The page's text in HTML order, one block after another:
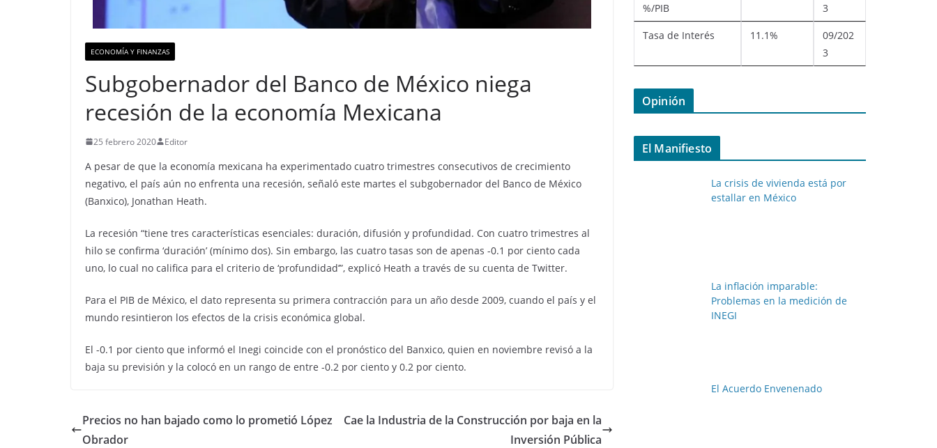
ECONOMÍA Y FINANZAS
Subgobernador del Banco de México niega
recesión de la economía Mexicana
25 febrero 2020 Editor
A pesar de que la economía mexicana ha experimentado cuatro trimestres consecutivos de crecimiento
negativo, el país aún no enfrenta una recesión, señaló este martes el subgobernador del Banco de México
(Banxico), Jonathan Heath.
La recesión “tiene tres características esenciales: duración, difusión y profundidad. Con cuatro trimestres al
hilo se confirma ‘duración’ (mínimo dos). Sin embargo, las cuatro tasas son de apenas -0.1 por ciento cada
uno, lo cual no califica para el criterio de ‘profundidad’”, explicó Heath a través de su cuenta de Twitter.
Para el PIB de México, el dato representa su primera contracción para un año desde 2009, cuando el país y el
mundo resintieron los efectos de la crisis económica global.
El -0.1 por ciento que informó el Inegi coincide con el pronóstico del Banxico, quien en noviembre revisó a la
baja su previsión y la colocó en un rango de entre -0.2 por ciento y 0.2 por ciento.
Precios no han bajado como lo prometió López
Obrador
Cae la Industria de la Construcción por baja en la
Inversión Pública
%/PIB
3
Tasa de Interés 11.1%
09/202
3
Opinión
El Manifiesto
La crisis de vivienda está por
estallar en México
La inflación imparable:
Problemas en la medición de
INEGI
El Acuerdo Envenenado